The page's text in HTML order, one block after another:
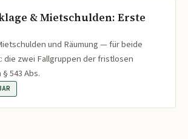
& Mietschulden: Erste
und Räumung — für beide
die zwei Fallgruppen der fristlosen
543 Abs.